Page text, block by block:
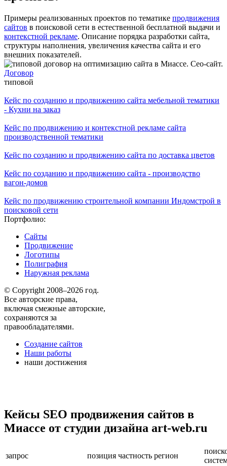
Примеры реализованных проектов по тематике продвижения
сайтов в поисковой сети в естественной бесплатной выдачи и
контекстной рекламе. Описание порядка разработки сайта,
структуры наполнения, увеличения качества сайта и его
внешних показателей.
Договор
типовой
Кейс по созданию и продвижению сайта мебельной тематики
- Кухни на заказ
Кейс по продвижению и контекстной рекламе сайта
производственной тематики
Кейс по созданию и продвижению сайта по доставка цветов
Кейс по созданию и продвижению сайта - производство
вагон-домов
Кейс по продвижению строительной компании Индомстрой в
поисковой сети
Портфолио:
Сайты
Продвижение
Логотипы
Полиграфия
Наружная реклама
© Copyright 2008–2026 год.
Все авторские права,
включая смежные авторские,
сохраняются за
правообладателями.
Создание сайтов
Наши работы
наши достижения
Кейсы SEO продвижения сайтов в
Миассе от студии дизайна art-web.ru
запрос позиция частность регион